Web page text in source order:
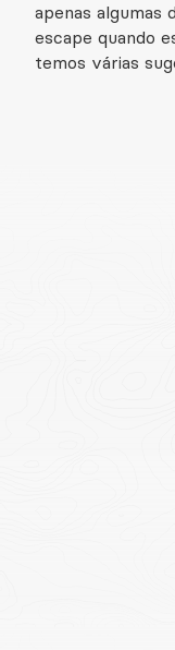
apenas algumas
escape quando
temos várias